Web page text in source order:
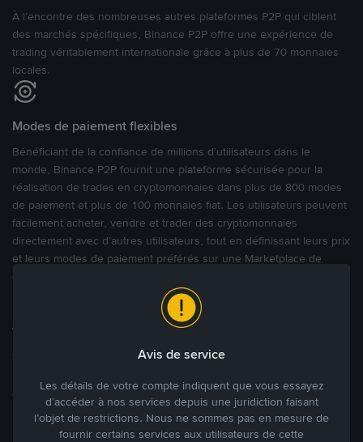
À l’encontre des nombreuses autres plateformes P2P qui ciblent
des marchés spécifiques, Binance P2P offre une expérience de
trading véritablement internationale grâce à plus de 70 monnaies
locales.
Modes de paiement flexibles
Bénéficiant de la confiance de millions d’utilisateurs dans le
monde, Binance P2P fournit une plateforme sécurisée pour la
réalisation de trades en cryptomonnaies dans plus de 800 modes
de paiement et plus de 100 monnaies fiat. Les utilisateurs peuvent
facilement acheter, vendre et trader des cryptomonnaies
directement avec d’autres utilisateurs, tout en définissant leurs prix
et leurs modes de paiement préférés sur une Marketplace de
Tradez à des prix avantageux pour vous
Tradez des cryptos en étant libres d’acheter et de vendre à votre
des annonces commerciales pour fixer vos propres prix.
Blog P2P Voir plus
Avis de service
Les détails de votre compte indiquent que vous essayez
d’accéder à nos services depuis une juridiction faisant
l’objet de restrictions. Nous ne sommes pas en mesure de
fournir certains services aux utilisateurs de cette